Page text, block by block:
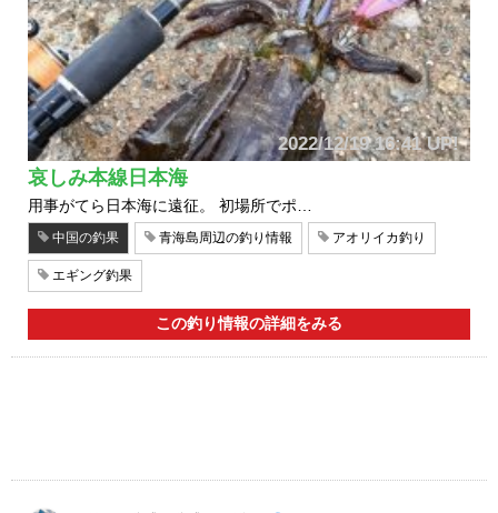
2022/12/19 16:41 UP!
哀しみ本線日本海
用事がてら日本海に遠征。 初場所でポ…
中国の釣果 青海島周辺の釣り情報 アオリイカ釣り
エギング釣果
この釣り情報の詳細をみる